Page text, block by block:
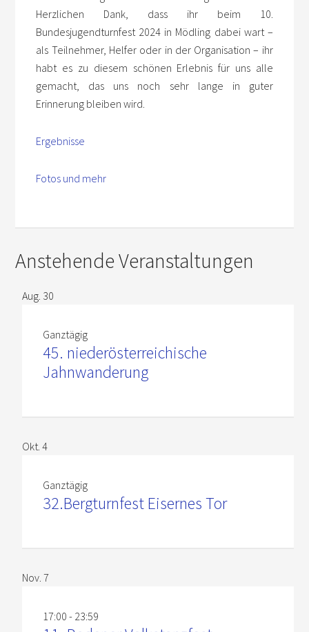
Herzlichen Dank, dass ihr beim 10.
Bundesjugendturnfest 2024 in Mödling dabei wart –
als Teilnehmer, Helfer oder in der Organisation – ihr
habt es zu diesem schönen Erlebnis für uns alle
gemacht, das uns noch sehr lange in guter
Erinnerung bleiben wird.
Ergebnisse
Fotos und mehr
Anstehende Veranstaltungen
Aug. 30
Ganztägig
45. niederösterreichische
Jahnwanderung
Okt.4
Ganztägig
32.Bergturnfest Eisernes Tor
Nov.7
17:00 - 23:59